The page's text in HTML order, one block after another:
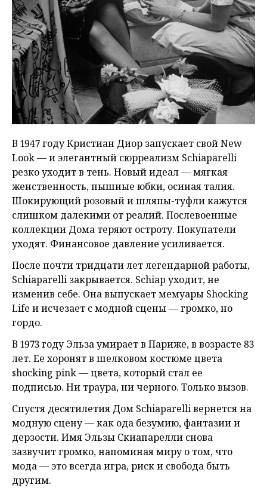
В 1947 году Кристиан Диор запускает свой New
Look — и элегантный сюрреализм Schiaparelli
резко уходит в тень. Новый идеал — мягкая
женственность, пышные юбки, осиная талия.
Шокирующий розовый и шляпы-туфли кажутся
слишком далекими от реалий. Послевоенные
коллекции Дома теряют остроту. Покупатели
уходят. Финансовое давление усиливается.
После почти тридцати лет легендарной работы,
Schiaparelli закрывается. Schiap уходит, не
изменив себе. Она выпускает мемуары Shocking
Life и исчезает с модной сцены — громко, но
гордо.
В 1973 году Эльза умирает в Париже, в возрасте 83
лет. Ее хоронят в шелковом костюме цвета
shocking pink — цвета, который стал ее
подписью. Ни траура, ни черного. Только вызов.
Спустя десятилетия Дом Schiaparelli вернется на
модную сцену — как ода безумию, фантазии и
дерзости. Имя Эльзы Скиапарелли снова
зазвучит громко, напоминая миру о том, что
мода — это всегда игра, риск и свобода быть
другим.